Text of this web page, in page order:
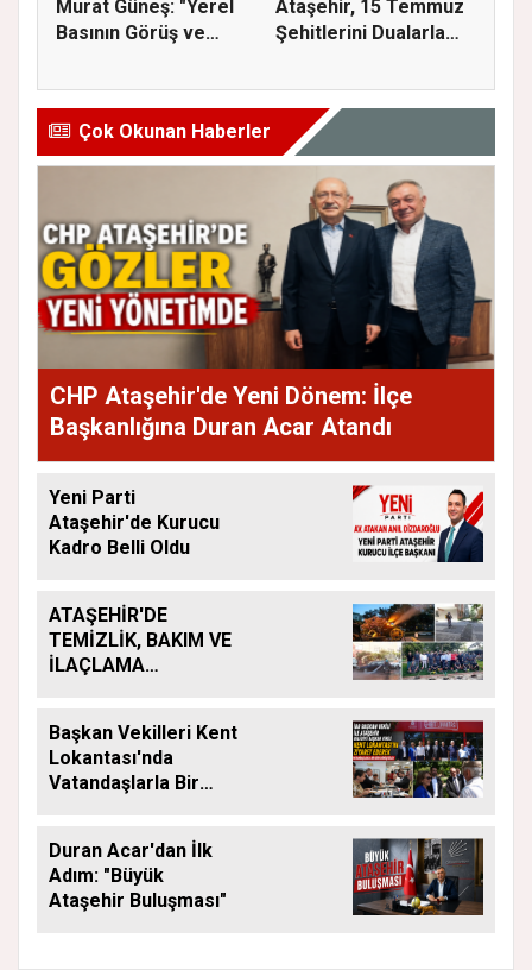
Murat Güneş: "Yerel
Basının Görüş ve
Ataşehir, 15 Temmuz
Şehitlerini Dualarla
Çok Okunan Haberler
CHP Ataşehir'de Yeni Dönem: İlçe
Başkanlığına Duran Acar Atandı
Yeni Parti
Ataşehir'de Kurucu
Kadro Belli Oldu
ATAŞEHİR'DE
TEMİZLİK, BAKIM VE
İLAÇLAMA
Başkan Vekilleri Kent
Lokantası'nda
Vatandaşlarla Bir
Duran Acar'dan İlk
Adım: "Büyük
Ataşehir Buluşması"